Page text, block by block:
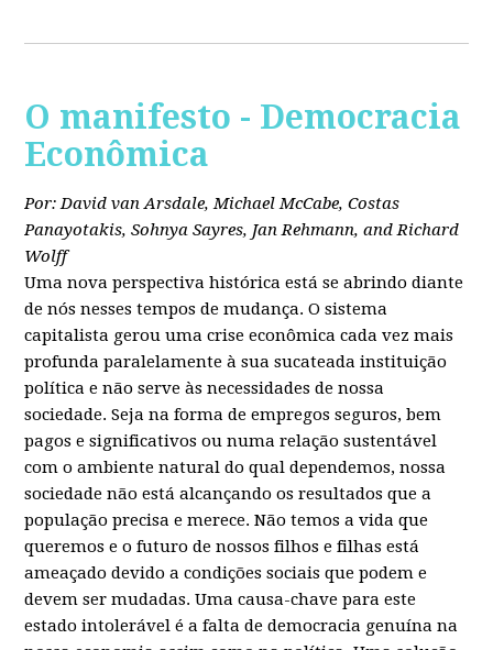
O manifesto - Democracia
Econômica
Por: David van Arsdale, Michael McCabe, Costas
Panayotakis, Sohnya Sayres, Jan Rehmann, and Richard
Wolff
Uma nova perspectiva histórica está se abrindo diante
de nós nesses tempos de mudança. O sistema
capitalista gerou uma crise econômica cada vez mais
profunda paralelamente à sua sucateada instituição
política e não serve às necessidades de nossa
sociedade. Seja na forma de empregos seguros, bem
pagos e significativos ou numa relação sustentável
com o ambiente natural do qual dependemos, nossa
sociedade não está alcançando os resultados que a
população precisa e merece. Não temos a vida que
queremos e o futuro de nossos filhos e filhas está
ameaçado devido a condições sociais que podem e
devem ser mudadas. Uma causa-chave para este
estado intolerável é a falta de democracia genuína na